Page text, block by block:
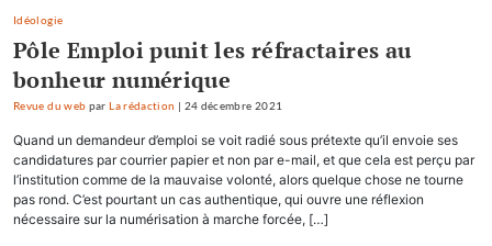
Idéologie
Pôle Emploi punit les réfractaires au
bonheur numérique
Revue du web parLa rédaction | 24 décembre 2021
Quand un demandeur d’emploi se voit radié sous prétexte qu’il envoie ses
candidatures par courrier papier et non par e-mail, et que cela est perçu par
l’institution comme de la mauvaise volonté, alors quelque chose ne tourne
pas rond. C’est pourtant un cas authentique, qui ouvre une réflexion
nécessaire sur la numérisation à marche forcée, […]